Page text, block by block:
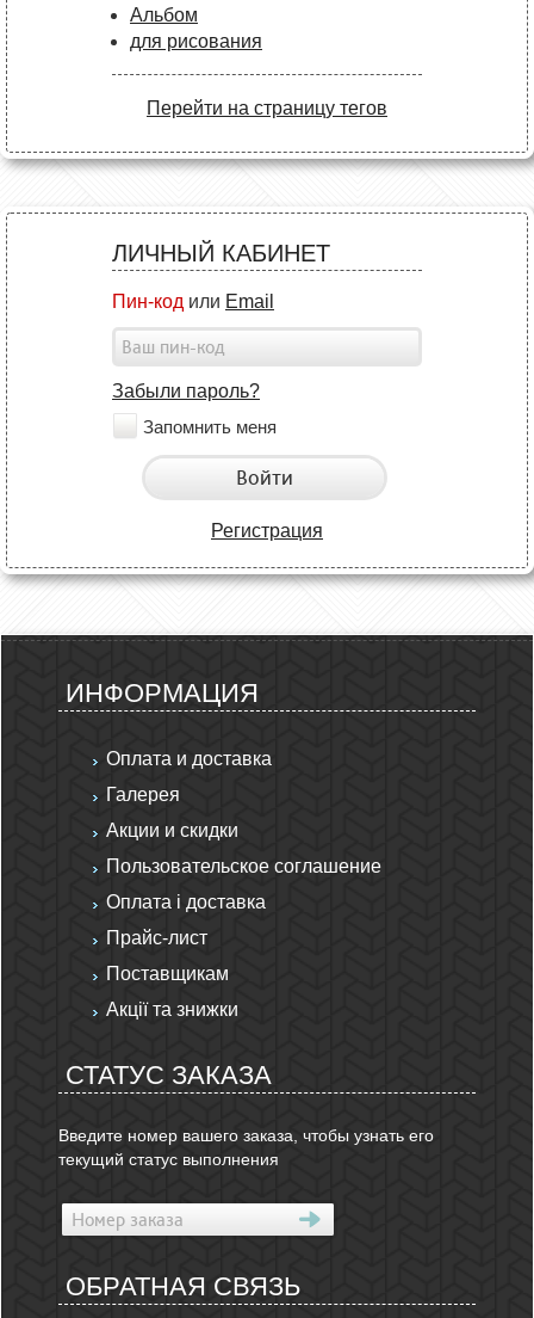
Альбом
для рисования
Перейти на страницу тегов
ЛИЧНЫЙ КАБИНЕТ
Пин-код или Email
Забыли пароль?
Запомнить меня
Войти
Регистрация
ИНФОРМАЦИЯ
Оплата и доставка
Галерея
Акции и скидки
Пользовательское соглашение
Оплата і доставка
Прайс-лист
Поставщикам
Акції та знижки
СТАТУС ЗАКАЗА
Введите номер вашего заказа, чтобы узнать его
текущий статус выполнения
ОБРАТНАЯ СВЯЗЬ